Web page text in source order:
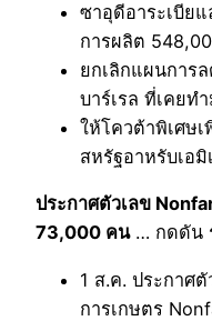
ซาอุดีอาระเบีย
การผลิต
ยกเลิกแผนการ
บาร์เรล ที่เคยท
ให้โควต้าพิเศษ
สหรัฐอาหรับเอมิ
ประกาศตัวเลข
73,000 คน… กดดัน
1 ส.ค. ประกาศ
การเกษตร